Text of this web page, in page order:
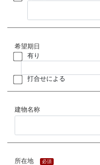
希望期日
有り
打合せによる
建物名称
所在地 必須